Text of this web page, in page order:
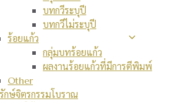
บทกวีระบุปี
บทกวีไม่ระบุปี
ร้อยแก้ว
กลุ่มบทร้อยแก้ว
ผลงานร้อยแก้วที่มีการตีพิมพ์
Other
กษ์จิตรกรรมโบราณ